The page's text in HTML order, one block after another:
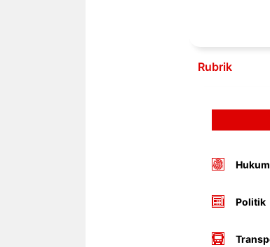
Rubrik
Politik